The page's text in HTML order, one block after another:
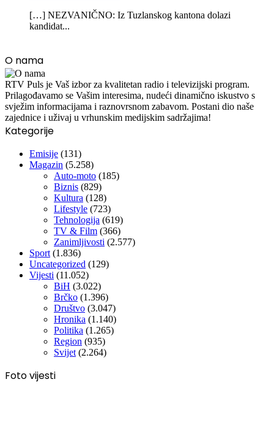
[…] NEZVANIČNO: Iz Tuzlanskog kantona dolazi
kandidat...
O nama
RTV Puls je Vaš izbor za kvalitetan radio i televizijski program.
Prilagođavamo se Vašim interesima, nudeći dinamično iskustvo s
svježim informacijama i raznovrsnom zabavom. Postani dio naše
zajednice i uživaj u vrhunskim medijskim sadržajima!
Kategorije
Emisije (131)
Magazin (5.258)
Auto-moto (185)
Biznis (829)
Kultura (128)
Lifestyle (723)
Tehnologija (619)
TV & Film (366)
Zanimljivosti (2.577)
Sport (1.836)
Uncategorized (129)
Vijesti (11.052)
BiH (3.022)
Brčko (1.396)
Društvo (3.047)
Hronika (1.140)
Politika (1.265)
Region (935)
Svijet (2.264)
Foto vijesti